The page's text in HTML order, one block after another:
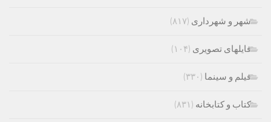
شهر و شهرداری (۸۱۷)
فایلهای تصویری (۱۰۴)
فیلم و سینما (۳۳۰)
کتاب و کتابخانه (۸۳۱)